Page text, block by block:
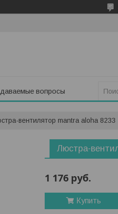
вопросы
вентилятор mantra aloha 8233
Люстра-
1 176 руб.
Купить